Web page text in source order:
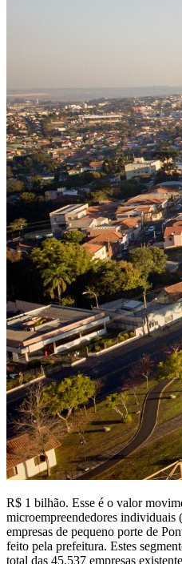
R$ 1 bilhão. Esse é o valor
microempreendedores individuais
empresas de pequeno porte de
feito pela prefeitura. Estes
total das 45.537 empresas